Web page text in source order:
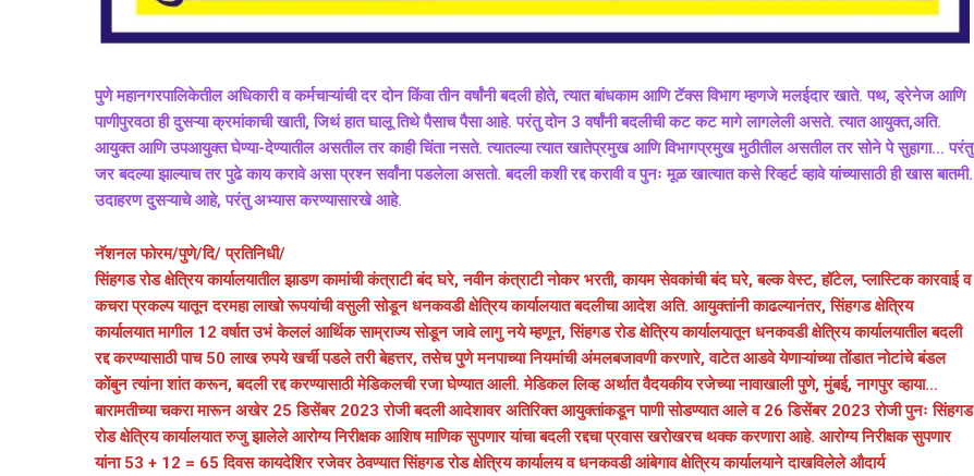
पुणे महानगरपालिकेतील अधिकारी व कर्मचाऱ्यांची दर दोन किंवा तीन वर्षांनी बदली होते, त्यात बांधकाम आणि टॅक्स विभाग म्हणजे मलईदार खाते. पथ, ड्रेनेज आणि
पाणीपुरवठा ही दुसऱ्या क्रमांकाची खाती, जिथं हात घालू तिथे पैसाच पैसा आहे. परंतु दोन 3 वर्षांनी बदलीची कट कट मागे लागलेली असते. त्यात आयुक्त,अति.
आयुक्त आणि उपआयुक्त घेण्या-देण्यातील असतील तर काही चिंता नसते. त्यातल्या त्यात खातेप्रमुख आणि विभागप्रमुख मुठीतील असतील तर सोने पे सुहागा… परंतु
जर बदल्या झाल्याच तर पुढे काय करावे असा प्रश्न सर्वांना पडलेला असतो. बदली कशी रद्द करावी व पुनः मूळ खात्यात कसे रिव्हर्ट व्हावे यांच्यासाठी ही खास बातमी.
उदाहरण दुसऱ्याचे आहे, परंतु अभ्यास करण्यासारखे आहे.
नॅशनल फोरम/पुणे/दि/ प्रतिनिधी/
सिंहगड रोड क्षेत्रिय कार्यालयातील झाडण कामांची कंत्राटी बंद घरे, नवीन कंत्राटी नोकर भरती, कायम सेवकांची बंद घरे, बल्क वेस्ट, हॉटेल, प्लास्टिक कारवाई व
कचरा प्रकल्प यातून दरमहा लाखो रूपयांची वसुली सोडून धनकवडी क्षेत्रिय कार्यालयात बदलीचा आदेश अति. आयुक्तांनी काढल्यानंतर, सिंहगड क्षेत्रिय
कार्यालयात मागील 12 वर्षात उभं केललं आर्थिक साम्राज्य सोडून जावे लागु नये म्हणून, सिंहगड रोड क्षेत्रिय कार्यालयातून धनकवडी क्षेत्रिय कार्यालयातील बदली
रद्द करण्यासाठी पाच 50 लाख रुपये खर्ची पडले तरी बेहत्तर, तसेच पुणे मनपाच्या नियमांची अंमलबजावणी करणारे, वाटेत आडवे येणाऱ्यांच्या तोंडात नोटांचे बंडल
कोंबुन त्यांना शांत करून, बदली रद्द करण्यासाठी मेडिकलची रजा घेण्यात आली. मेडिकल लिव्ह अर्थात वैदयकीय रजेच्या नावाखाली पुणे, मुंबई, नागपुर व्हाया…
बारामतीच्या चकरा मारून अखेर 25 डिसेंबर 2023 रोजी बदली आदेशावर अतिरिक्त आयुक्तांकडून पाणी सोडण्यात आले व 26 डिसेंबर 2023 रोजी पुनः सिंहगड
रोड क्षेत्रिय कार्यालयात रुजु झालेले आरोग्य निरीक्षक आशिष माणिक सुपणार यांचा बदली रद्दचा प्रवास खरोखरच थक्क करणारा आहे. आरोग्य निरीक्षक सुपणार
यांना 53 + 12 = 65 दिवस कायदेशिर रजेवर ठेवण्यात सिंहगड रोड क्षेत्रिय कार्यालय व धनकवडी आंबेगाव क्षेत्रिय कार्यालयाने दाखविलेले औदार्य